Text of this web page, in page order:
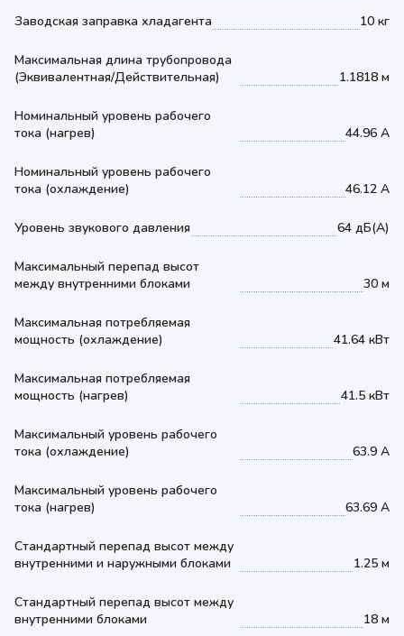
Заводская заправка хладагента 10 кг
Максимальная длина трубопровода
(Эквивалентная/Действительная)
1.1818 м
Номинальный уровень рабочего
тока (нагрев)
44.96 А
Номинальный уровень рабочего
тока (охлаждение)
46.12 А
Уровень звукового давления 64 дБ(А)
Максимальный перепад высот
между внутренними блоками
30 м
Максимальная потребляемая
мощность (охлаждение)
41.64 кВт
Максимальная потребляемая
мощность (нагрев)
41.5 кВт
Максимальный уровень рабочего
тока (охлаждение)
63.9 А
Максимальный уровень рабочего
тока (нагрев)
63.69 А
Стандартный перепад высот между
внутренними и наружными блоками
1.25 м
Стандартный перепад высот между
внутренними блоками
18 м